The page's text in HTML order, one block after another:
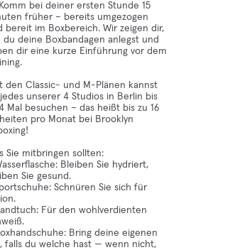
bei deiner ersten Stunde 15
früher – bereits umgezogen
bereit im Boxbereich. Wir zeigen dir,
du deine Boxbandagen anlegst und
dir eine kurze Einführung vor dem
den Classic- und M-Plänen kannst
unserer 4 Studios in Berlin bis
Mal besuchen – das heißt bis zu 16
pro Monat bei Brooklyn
Sie mitbringen sollten:
Bleiben Sie hydriert,
Sie gesund.
Schnüren Sie sich für
Für den wohlverdienten
Bring deine eigenen
falls du welche hast — wenn nicht,